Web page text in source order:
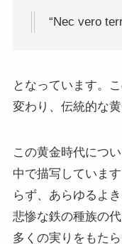
“Nec vero
となっています。
変わり、伝統的な
この黄金時代につ
中で描写していま
らず、あらゆるよ
悲惨な鉄の種族の
多くの実りをもた